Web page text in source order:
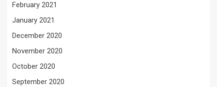
February 2021
January 2021
December 2020
November 2020
October 2020
September 2020